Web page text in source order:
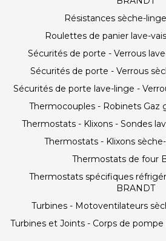
Résistances sèche-
Roulettes de panier lave-
Sécurités de porte - Verrous
Sécurités de porte - Verrous
Sécurités de porte lave-linge -
Thermocouples - Robinets Gaz
Thermostats - Klixons - Sondes
Thermostats - Klixons
Thermostats de four
Thermostats spécifiques
BRANDT
Turbines - Motoventilateurs
Turbines et Joints - Corps de pompe